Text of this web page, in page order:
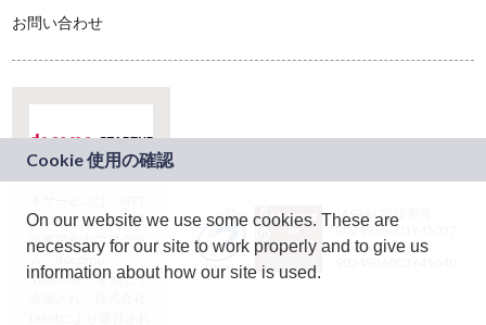
お問い合わせ
ドコモグループの新
規事業創出プログラ
ム「docomo
STARTUP」を通じて
JASRAC許諾番号：
9024936001Y45037
JASRAC許諾番号：
On our website we use some cookies. These are
necessary for our site to work properly and to give us
information about how our site is used.